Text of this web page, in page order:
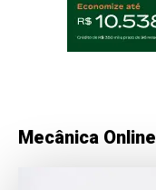
Mecânica Online